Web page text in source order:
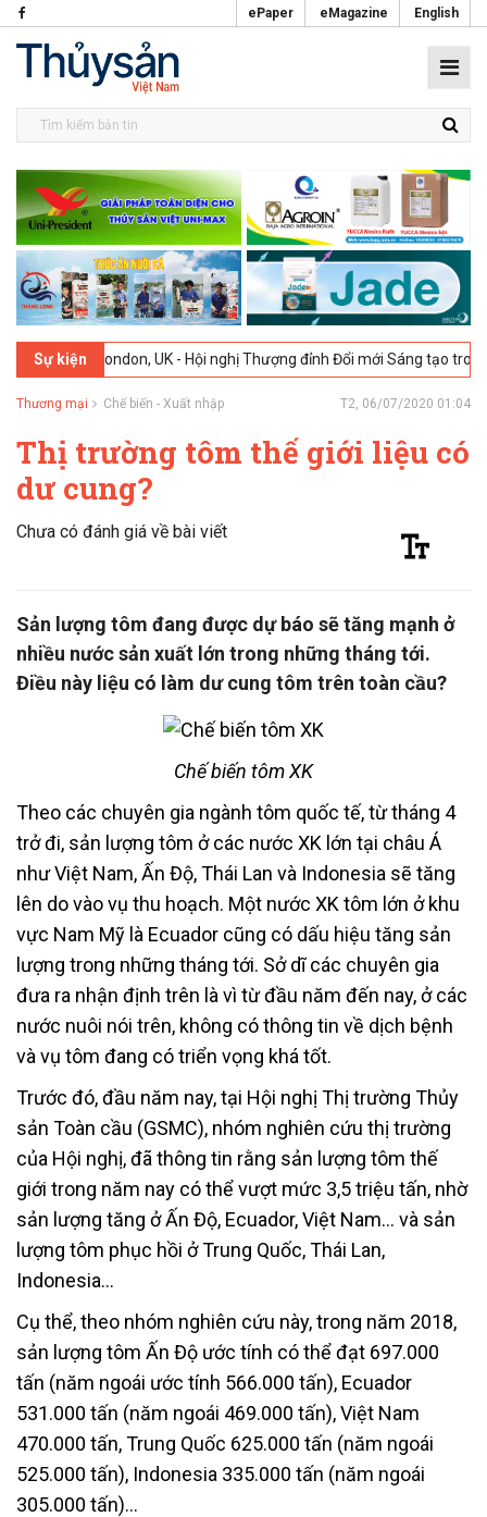
ePaper eMagazine English
Sự kiện
London, UK - Hội nghị Thượng đỉnh Đổi mới Sáng tạo trong
Thương mại Chế biến - Xuất nhập T2, 06/07/2020 01:04
Thị trường tôm thế giới liệu có
dư cung?
Chưa có đánh giá về bài viết
Sản lượng tôm đang được dự báo sẽ tăng mạnh ở
nhiều nước sản xuất lớn trong những tháng tới.
Điều này liệu có làm dư cung tôm trên toàn cầu?
Chế biến tôm XK
Theo các chuyên gia ngành tôm quốc tế, từ tháng 4
trở đi, sản lượng tôm ở các nước XK lớn tại châu Á
như Việt Nam, Ấn Độ, Thái Lan và Indonesia sẽ tăng
lên do vào vụ thu hoạch. Một nước XK tôm lớn ở khu
vực Nam Mỹ là Ecuador cũng có dấu hiệu tăng sản
lượng trong những tháng tới. Sở dĩ các chuyên gia
đưa ra nhận định trên là vì từ đầu năm đến nay, ở các
nước nuôi nói trên, không có thông tin về dịch bệnh
và vụ tôm đang có triển vọng khá tốt.
Trước đó, đầu năm nay, tại Hội nghị Thị trường Thủy
sản Toàn cầu (GSMC), nhóm nghiên cứu thị trường
của Hội nghị, đã thông tin rằng sản lượng tôm thế
giới trong năm nay có thể vượt mức 3,5 triệu tấn, nhờ
sản lượng tăng ở Ấn Độ, Ecuador, Việt Nam… và sản
lượng tôm phục hồi ở Trung Quốc, Thái Lan,
Indonesia…
Cụ thể, theo nhóm nghiên cứu này, trong năm 2018,
sản lượng tôm Ấn Độ ước tính có thể đạt 697.000
tấn (năm ngoái ước tính 566.000 tấn), Ecuador
531.000 tấn (năm ngoái 469.000 tấn), Việt Nam
470.000 tấn, Trung Quốc 625.000 tấn (năm ngoái
525.000 tấn), Indonesia 335.000 tấn (năm ngoái
305.000 tấn)…